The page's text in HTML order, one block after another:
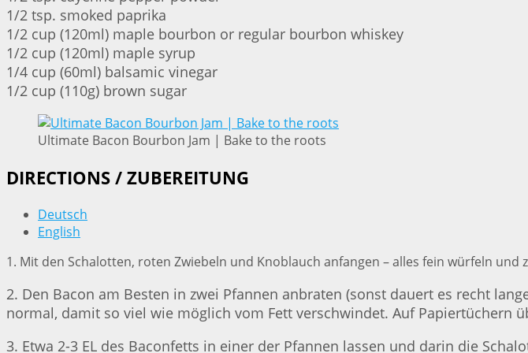
1/2 tsp. smoked paprika
1/2 cup (120ml) maple bourbon or regular bourbon whiskey
1/2 cup (120ml) maple syrup
1/4 cup (60ml) balsamic vinegar
1/2 cup (110g) brown sugar
Ultimate Bacon Bourbon Jam | Bake to the roots
DIRECTIONS / ZUBEREITUNG
Deutsch
English
1. Mit den Schalotten, roten Zwiebeln und Knoblauch anfangen – alles fein würfeln und
2. Den Bacon am Besten in zwei Pfannen anbraten (sonst dauert es recht
normal, damit so viel wie möglich vom Fett verschwindet. Auf Papiertüchern
3. Etwa 2-3 EL des Baconfetts in einer der Pfannen lassen und darin die